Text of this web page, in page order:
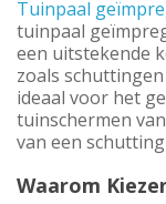
Tuinpaal
tuinpaal
een uitstekende
zoals
ideaal voor het
tuinschermen
van een
Waarom